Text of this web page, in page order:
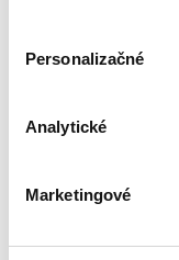
Personalizačné
Analytické
Marketingové
Zoradiť
Novinky
Najdrahšie
Najvyššia zľava